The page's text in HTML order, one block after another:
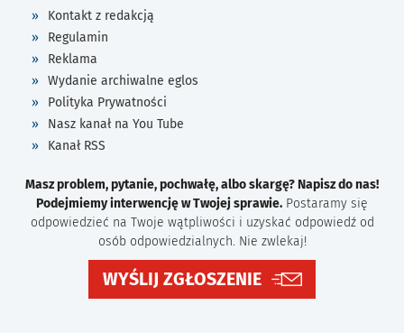
Kontakt z redakcją
Regulamin
Reklama
Wydanie archiwalne eglos
Polityka Prywatności
Nasz kanał na You Tube
Kanał RSS
Masz problem, pytanie, pochwałę, albo skargę? Napisz do nas!
Podejmiemy interwencję w Twojej sprawie. Postaramy się
odpowiedzieć na Twoje wątpliwości i uzyskać odpowiedź od
osób odpowiedzialnych. Nie zwlekaj!
WYŚLIJ ZGŁOSZENIE